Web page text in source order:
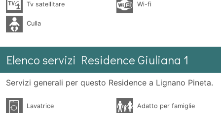
Tv satellitare Wi-fi
Culla
Elenco servizi Residence Giuliana 1
Servizi generali per questo Residence a Lignano Pineta.
Lavatrice Adatto per famiglie